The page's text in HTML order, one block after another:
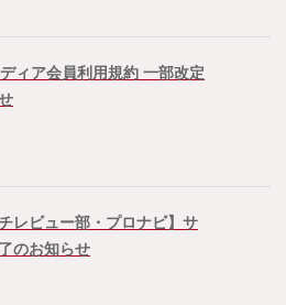
ィア会員利用規約 一部改定
チレビュー部・プロナビ】サ
のお知らせ